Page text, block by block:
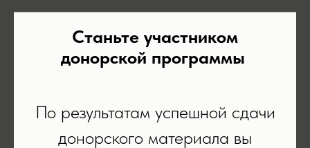
Станьте участником
донорской программы
По результатам успешной сдачи
донорского материала вы